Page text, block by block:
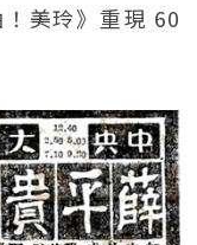
美玲》重現 60